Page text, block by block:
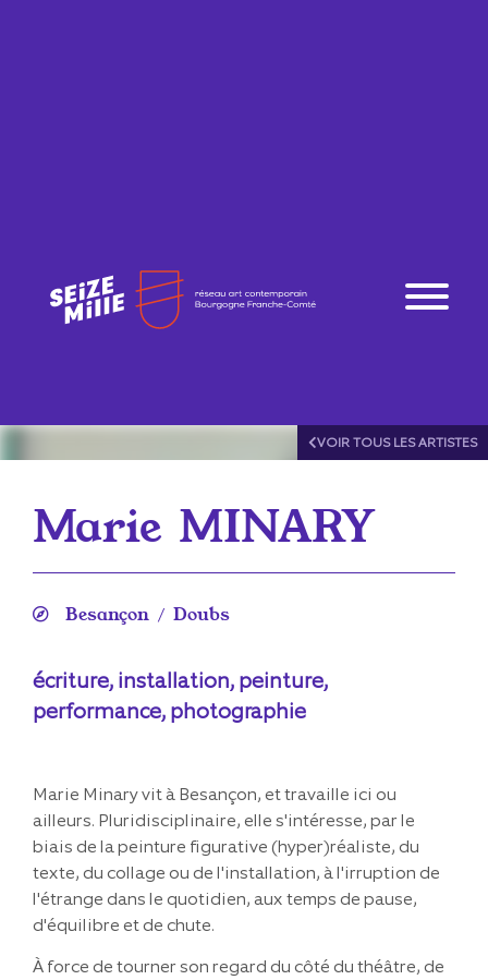
VOIR TOUS LES ARTISTES
Marie MINARY
Besançon / Doubs
écriture, installation, peinture,
performance, photographie
Marie Minary vit à Besançon, et travaille ici ou
ailleurs. Pluridisciplinaire, elle s'intéresse, par le
biais de la peinture figurative (hyper)réaliste, du
texte, du collage ou de l'installation, à l'irruption de
l'étrange dans le quotidien, aux temps de pause,
d'équilibre et de chute.
À force de tourner son regard du côté du théâtre, de